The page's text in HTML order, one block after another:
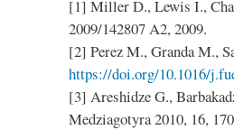
[1] Miller D., Lewis I.,
2009/142807 A2, 2009.
[2] Perez M., Granda M.,
https://doi.org/10.1016/
[3] Areshidze G.,
Medziagotyra 2010, 16,